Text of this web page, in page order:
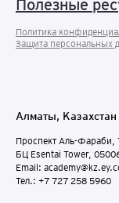
Полезные
Политика
Защита персональных
Алматы, Казахстан
Проспект Аль-Фараби,
БЦ Esentai Tower,
Email:
Тел.: +7 727 258 5960